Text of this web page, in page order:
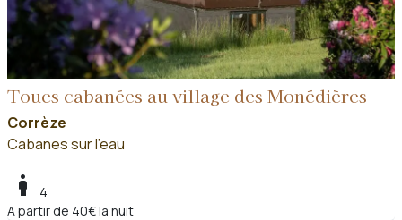
Toues cabanées au village des Monédières
Corrèze
Cabanes sur l'eau
boy
4
A partir de 40€ la nuit